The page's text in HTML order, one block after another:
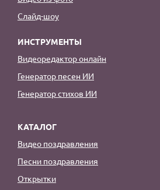
Слайд-шоу
ИНСТРУМЕНТЫ
Видеоредактор онлайн
Генератор песен ИИ
Генератор стихов ИИ
КАТАЛОГ
Видео поздравления
Песни поздравления
Открытки